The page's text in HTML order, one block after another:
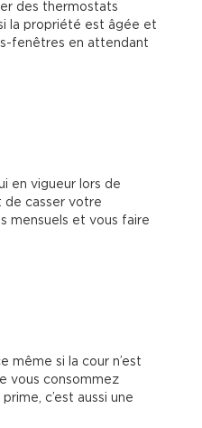
des thermostats
la propriété est âgée et
fenêtres en attendant
en vigueur lors de
de casser votre
mensuels et vous faire
même si la cour n’est
vous consommez
c’est aussi une